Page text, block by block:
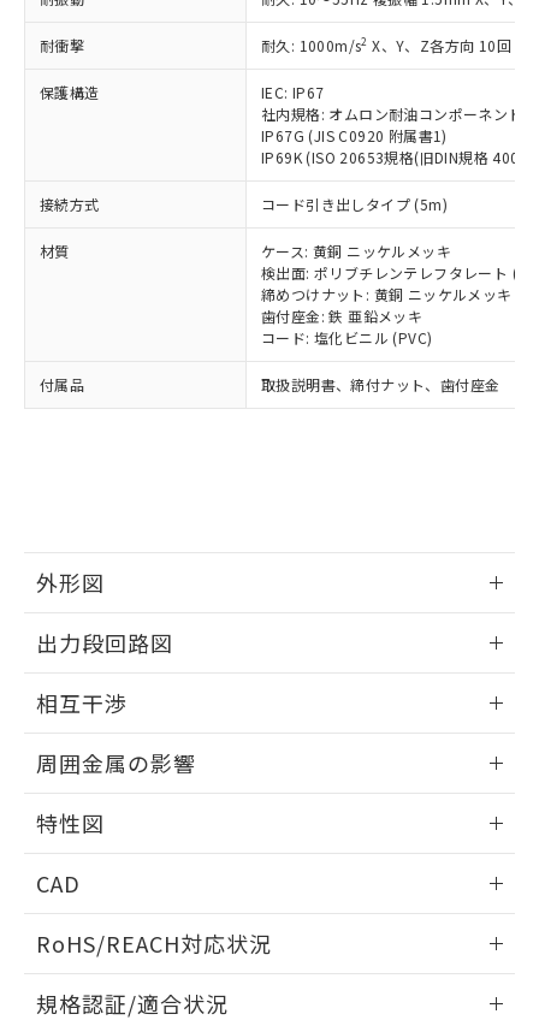
耐衝撃 耐久: 1000m/s2 X、Y、Z各方向 10回
保護構造
IEC: IP67
社内規格: オムロン耐油コンポーネント
IP67G (JIS C0920 附属書1)
IP69K (ISO 20653規格(旧DIN規格
接続方式 コード引き出しタイプ (5m)
材質
ケース: 黄銅 ニッケルメッキ
検出面: ポリブチレンテレフタレート
締めつけナット: 黄銅 ニッケルメッキ
歯付座金: 鉄 亜鉛メッキ
コード: 塩化ビニル (PVC)
付属品 取扱説明書、締付ナット、歯付座金
外形図
外形図
出力段回路図
出力段回路図
相互干渉
相互干渉
A: 100mm以上、B: 70mm以上
周囲金属の影響
周囲金属の影響
特性図
検出物体の大きさと材質による影響
CAD
ドすることができます。
RoHS/REACH対応状況
規格認証/適合状況
タに基づき作成されるものであり、閲
覧された時点での実際の在庫および標
準価格とは異なる場合があることをご
了承ください。
正式な納期状況および標準価格はお客
様のお取引先、またはお客様担当のオ
ムロン制御機器販売店・当社販売員に
ご相談ください。
オムロン制御機器販売店や当社販売拠
販売ネットワーク
」をご確認
在庫状況および標準価格結果を当社の
事前の承諾なく第三者に漏洩または開
示しないようお願いします。
マイパーツ機能（部品リスト作成サー
ビス）をご利用いただくには、I-Web
メンバーズにご登録されている必要が
※当社の共同利用者とは、"個人情報
の共同利用に関して"
用者の範囲」に記載されている法人を
鉛(Pb) 1000ppm以下、 水銀(Hg) 1000ppm以下、 カド
ミウム(Cd) 100ppm以下、
六価クロム(Cr(Ⅵ)) 1000ppm以下、ポリ臭化ビフェニル
類(PBB) 1000ppm以下、ポリ臭化ジフェニルエーテル類
(PBDE) 1000ppm以下、フタル酸ビス(2-エチルヘキシ
ル) (DEHP)(別名：DOP) 1000ppm以下、フタル酸ブチ
ルベンジル（BBP） 1000ppm以下、フタル酸ジブチル
（DBP） 1000ppm以下、フタル酸ジイソブチル
但し、RoHS指令で産業用監視および制御機器に対する
適用除外項目は除く。
フタル酸エステル類の４物質については閾値を超える意
図的な使用がないことを確認しています。
部品在庫の切り替え状況などにより、予定
月が前後することがあります。
とができます。
EU RoHS指令（10物質）の非含有証明書
51物質の非含有証明書（当社基準）
※本証明書は発行日時点で非含有を証明す
ものではありません。
また、RoHS指令のフタル酸エステル類４
物質の対応では、対応完了までの期間は出
欄に対応日を記載しておりました。
既に当社にて対応品への在庫切替を完了
していることから、特段のことがない限
す。
*中国RoHS10物質の基準値 (GB/T26572)：
Pb(鉛) :1000ppm、 Hg(水銀) : 1000ppm、 Cd(カドミウ
Cr(Ⅵ)(六価クロム) : 1000ppm、 PBBs(ポリ臭化ビフェ
ニル類) : 1000ppm、 PBDEs(ポリ臭化ジフェニルエーテ
DBP(フタル酸ジブチル) : 1000ppm、 DIBP(フタル酸ジ
イソブチル) : 1000ppm、 BBP(フタル酸ブチルベンジ
DEHP(フタル酸ビス(2-エチルヘキシル)) : 1000ppm
※2 環境保護使用期限
「ｅ」：有害物質（10物質）のすべてが基
準値以下であることを示します。
「10」：通常の使用状況下において有害物
質が外部に漏えいし、環境に深刻な影響を
及ぼさない年数を意味します。
または国外への提供する場合は、日本
国政府の輸出許可(または役務取引許
可)を取得するなどの必要な手続きを
当社は規制貨物を破棄する場合は、完
全に破砕するなど、違法に輸出されな
いよう必要な手段を講じます。
当社は貴社製品を、核兵器、ミサイ
ル、化学兵器、生物兵器またはその他
武器並びにこれらの製造装置等に一切
使用いたしません。
当社は、貴社製品を第三者に販売する
場合は、上記1、2および3の内容を当
該第三者に通知します。また当社は、
販売先および販売に係わる関係者が違
法に輸出するおそれがある場合は、取
り引きをいたしません。
一定数以上の在庫あり
一定数には満たないが在庫あり
在庫なし(最新の在庫状況につ
いては、お客様のお取引先、ま
たはお客様担当のオムロン制御
機器販売店・当社販売員にご確
認ください)
受注生産機種、また在庫状況の
情報を公開していない機種